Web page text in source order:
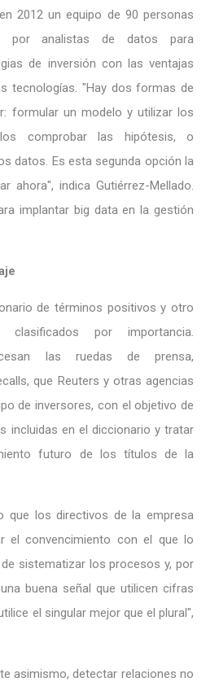
2012 un equipo de 90 personas
por analistas de datos para
de inversión con las ventajas
tecnologías. "Hay dos formas de
formular un modelo y utilizar los
comprobar las hipótesis, o
datos. Es esta segunda opción la
ahora", indica Gutiérrez-Mellado.
implantar big data en la gestión
de términos positivos y otro
por importancia.
las ruedas de prensa,
que Reuters y otras agencias
de inversores, con el objetivo de
incluidas en el diccionario y tratar
futuro de los títulos de la
que los directivos de la empresa
el convencimiento con el que lo
sistematizar los procesos y, por
buena señal que utilicen cifras
el singular mejor que el plural",
asimismo, detectar relaciones no